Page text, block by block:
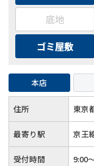
底地
ゴミ屋敷
本店
住所 東京
最寄り駅 京王
受付時間 9:00